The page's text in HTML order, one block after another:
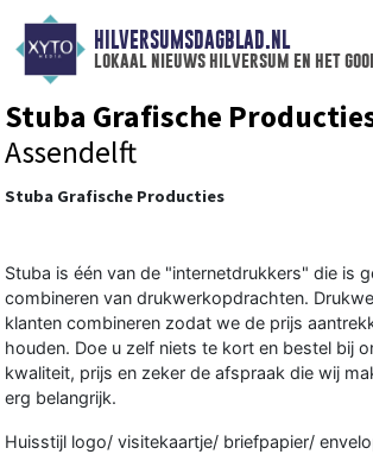
HILVERSUMSDAGBLAD.NL
lokaal nieuws hilversum en het gooi
Stuba Grafische
Assendelft
Stuba Grafische Producties
Stuba is één van de "internetdrukkers" die is
combineren van drukwerkopdrachten.
klanten combineren zodat we de prijs
houden. Doe u zelf niets te kort en bestel bij
kwaliteit, prijs en zeker de afspraak die wij
erg belangrijk.
Huisstijl logo/ visitekaartje/ briefpapier/